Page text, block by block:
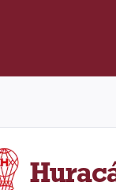
el Martes,